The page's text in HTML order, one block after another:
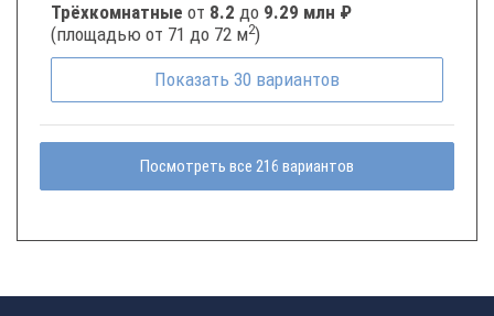
Трёхкомнатные от 8.2 до 9.29 млн ₽
(площадью от 71 до 72 м2)
Показать 30 вариантов
Посмотреть все 216 вариантов